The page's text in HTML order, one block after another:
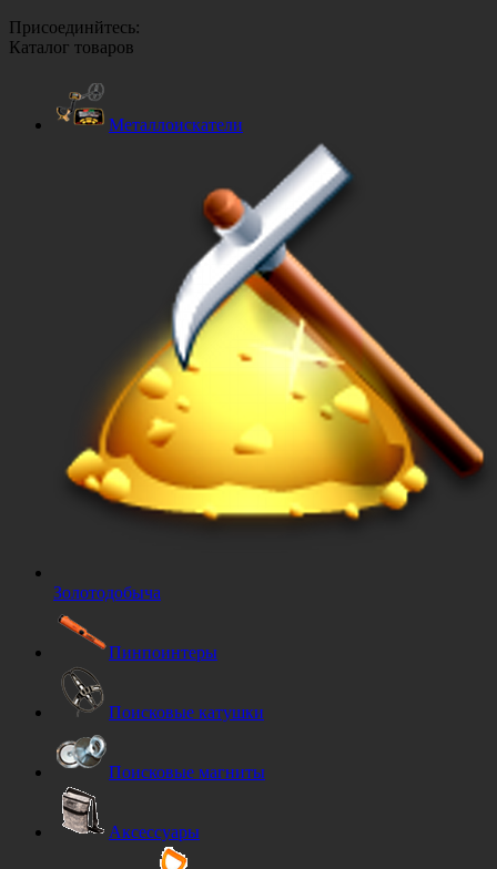
Присоединйтесь:
Каталог товаров
Металлоискатели
Золотодобыча
Пинпоинтеры
Поисковые катушки
Поисковые магниты
Аксессуары